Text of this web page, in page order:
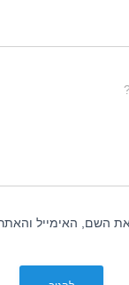
השם, האימייל